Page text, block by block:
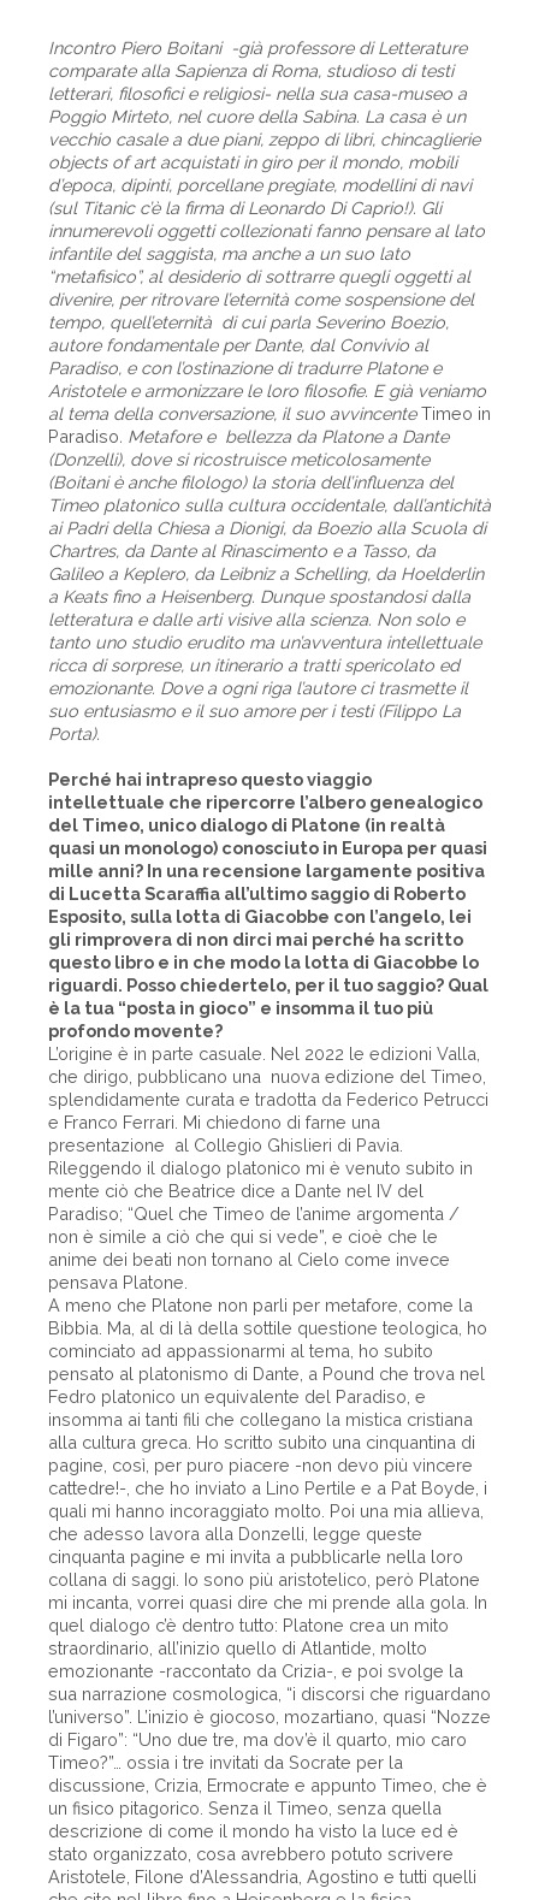
Incontro Piero Boitani -già professore di Letterature
comparate alla Sapienza di Roma, studioso di testi
letterari, filosofici e religiosi- nella sua casa-museo a
Poggio Mirteto, nel cuore della Sabina. La casa è un
vecchio casale a due piani, zeppo di libri, chincaglierie
objects of art acquistati in giro per il mondo, mobili
d’epoca, dipinti, porcellane pregiate, modellini di navi
(sul Titanic c’è la firma di Leonardo Di Caprio!). Gli
innumerevoli oggetti collezionati fanno pensare al lato
infantile del saggista, ma anche a un suo lato
“metafisico”, al desiderio di sottrarre quegli oggetti al
divenire, per ritrovare l’eternità come sospensione del
tempo, quell’eternità di cui parla Severino Boezio,
autore fondamentale per Dante, dal Convivio al
Paradiso, e con l’ostinazione di tradurre Platone e
Aristotele e armonizzare le loro filosofie. E già veniamo
al tema della conversazione, il suo avvincenteTimeo in
Paradiso. Metafore e bellezza da Platone a Dante
(Donzelli), dove si ricostruisce meticolosamente
(Boitani è anche filologo) la storia dell’influenza del
Timeo platonico sulla cultura occidentale, dall’antichità
ai Padri della Chiesa a Dionigi, da Boezio alla Scuola di
Chartres, da Dante al Rinascimento e a Tasso, da
Galileo a Keplero, da Leibniz a Schelling, da Hoelderlin
a Keats fino a Heisenberg. Dunque spostandosi dalla
letteratura e dalle arti visive alla scienza. Non solo e
tanto uno studio erudito ma un’avventura intellettuale
ricca di sorprese, un itinerario a tratti spericolato ed
emozionante. Dove a ogni riga l’autore ci trasmette il
suo entusiasmo e il suo amore per i testi (Filippo La
Porta).
Perché hai intrapreso questo viaggio
intellettuale che ripercorre l’albero genealogico
del Timeo, unico dialogo di Platone (in realtà
quasi un monologo) conosciuto in Europa per quasi
mille anni? In una recensione largamente positiva
di Lucetta Scaraffia all’ultimo saggio di Roberto
Esposito, sulla lotta di Giacobbe con l’angelo, lei
gli rimprovera di non dirci mai perché ha scritto
questo libro e in che modo la lotta di Giacobbe lo
riguardi. Posso chiedertelo, per il tuo saggio? Qual
è la tua “posta in gioco” e insomma il tuo più
profondo movente?
L’origine è in parte casuale. Nel 2022 le edizioni Valla,
che dirigo, pubblicano una nuova edizione del Timeo,
splendidamente curata e tradotta da Federico Petrucci
e Franco Ferrari. Mi chiedono di farne una
presentazione al Collegio Ghislieri di Pavia.
Rileggendo il dialogo platonico mi è venuto subito in
mente ciò che Beatrice dice a Dante nel IV del
Paradiso; “Quel che Timeo de l’anime argomenta /
non è simile a ciò che qui si vede”, e cioè che le
anime dei beati non tornano al Cielo come invece
pensava Platone.
A meno che Platone non parli per metafore, come la
Bibbia. Ma, al di là della sottile questione teologica, ho
cominciato ad appassionarmi al tema, ho subito
pensato al platonismo di Dante, a Pound che trova nel
Fedro platonico un equivalente del Paradiso, e
insomma ai tanti fili che collegano la mistica cristiana
alla cultura greca. Ho scritto subito una cinquantina di
pagine, così, per puro piacere -non devo più vincere
cattedre!-, che ho inviato a Lino Pertile e a Pat Boyde, i
quali mi hanno incoraggiato molto. Poi una mia allieva,
che adesso lavora alla Donzelli, legge queste
cinquanta pagine e mi invita a pubblicarle nella loro
collana di saggi. Io sono più aristotelico, però Platone
mi incanta, vorrei quasi dire che mi prende alla gola. In
quel dialogo c’è dentro tutto: Platone crea un mito
straordinario, all’inizio quello di Atlantide, molto
emozionante -raccontato da Crizia-, e poi svolge la
sua narrazione cosmologica, “i discorsi che riguardano
l’universo”. L’inizio è giocoso, mozartiano, quasi “Nozze
di Figaro”: “Uno due tre, ma dov’è il quarto, mio caro
Timeo?”… ossia i tre invitati da Socrate per la
discussione, Crizia, Ermocrate e appunto Timeo, che è
un fisico pitagorico. Senza il Timeo, senza quella
descrizione di come il mondo ha visto la luce ed è
stato organizzato, cosa avrebbero potuto scrivere
Aristotele, Filone d’Alessandria, Agostino e tutti quelli